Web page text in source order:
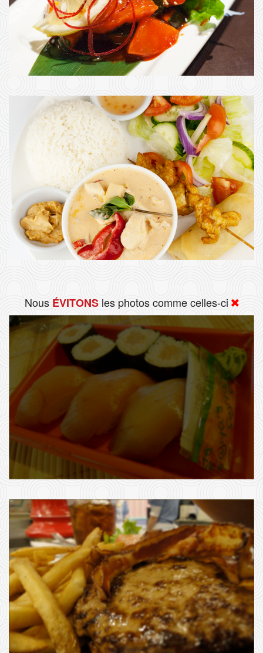
Nous ÉVITONSles photos comme celles-ci